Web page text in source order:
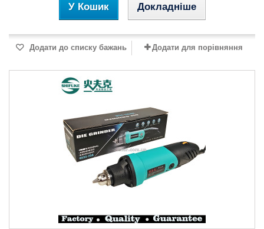
У Кошик Докладніше
Додати до списку бажань Додати для порівняння